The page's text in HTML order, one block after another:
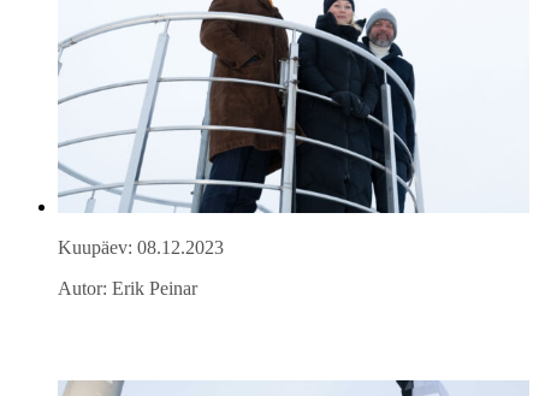
Kuupäev: 08.12.2023
Autor: Erik Peinar